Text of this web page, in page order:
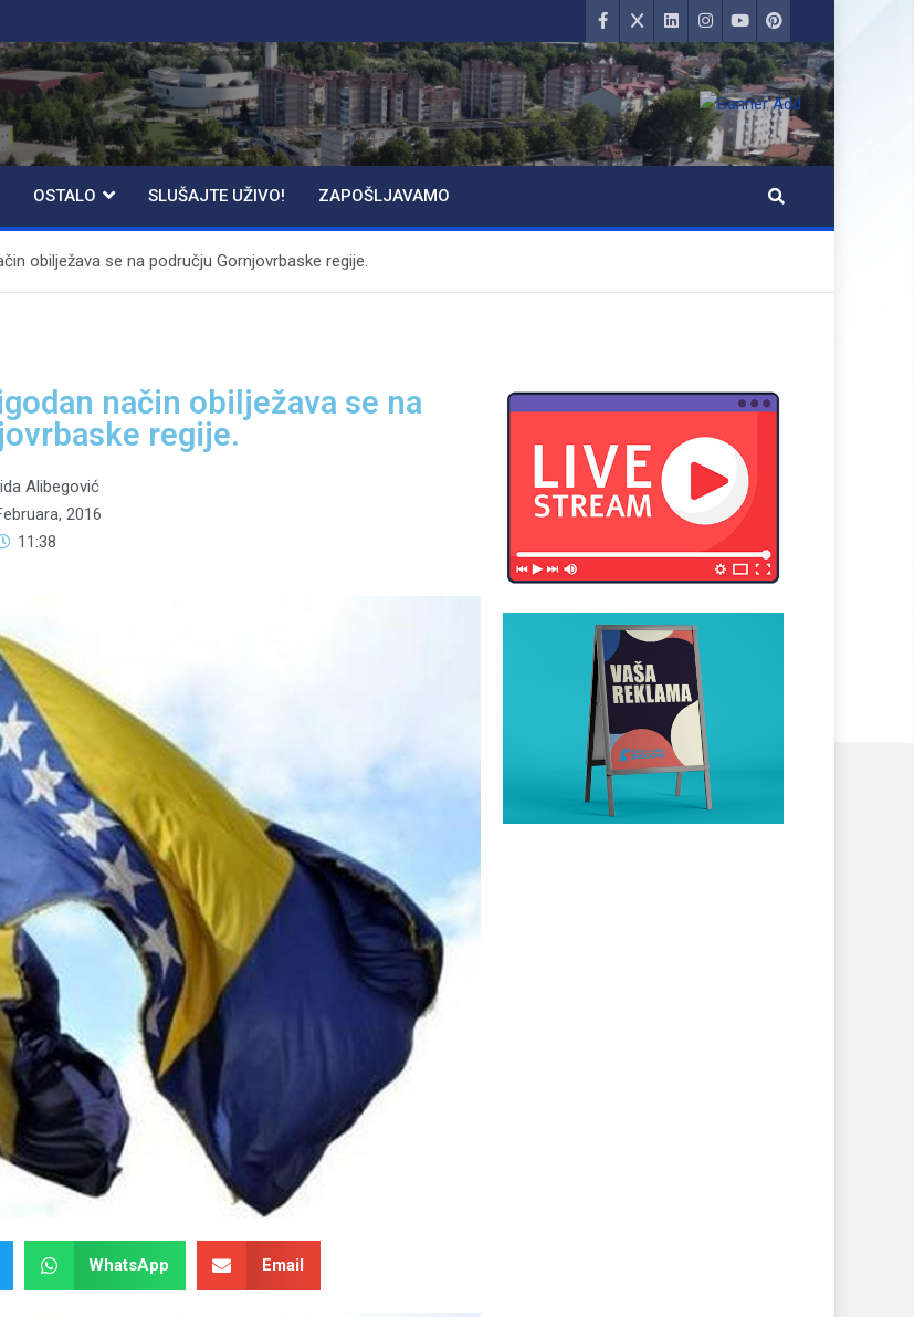
OSTALO SLUŠAJTE UŽIVO! ZAPOŠLJAVAMO
obilježava se na području Gornjovrbaske regije.
način obilježava se na
regije.
Alibegović
2016
11:38
WhatsApp Email